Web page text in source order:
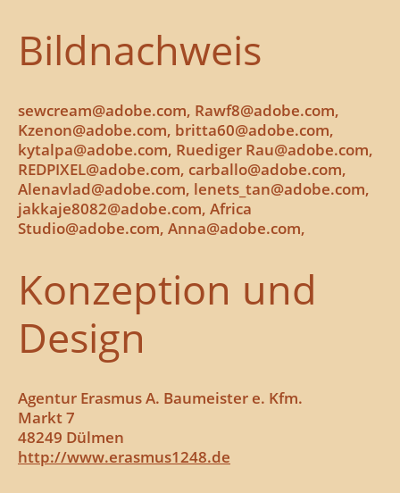
Bildnachweis
sewcream@adobe.com, Rawf8@adobe.com,
Kzenon@adobe.com, britta60@adobe.com,
kytalpa@adobe.com, Ruediger Rau@adobe.com,
REDPIXEL@adobe.com, carballo@adobe.com,
Alenavlad@adobe.com, lenets_tan@adobe.com,
jakkaje8082@adobe.com, Africa
Studio@adobe.com, Anna@adobe.com,
Konzeption und
Design
Agentur Erasmus A. Baumeister e. Kfm.
Markt 7
48249 Dülmen
http://www.erasmus1248.de